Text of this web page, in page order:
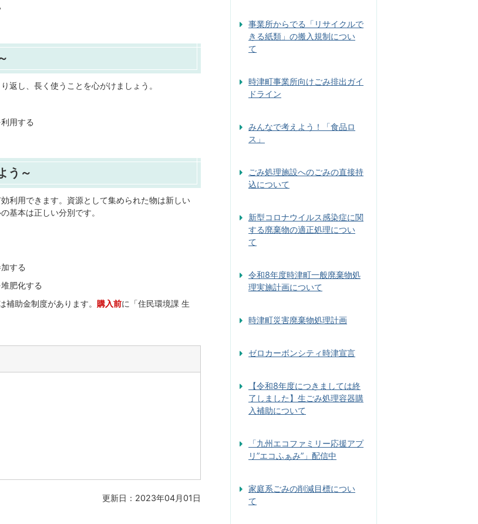
返し、長く使うことを心がけましょう。
用する
う～
利用できます。資源として集められた物は新しい
基本は正しい分別です。
する
肥化する
助金制度があります。 購入前に「住民環境課 生
更新日：2023年04月01日
事業所からでる「リサイクルで
きる紙類」の搬入規制につい
て
時津町事業所向けごみ排出ガイ
ドライン
みんなで考えよう！「食品ロ
ス」
ごみ処理施設へのごみの直接持
込について
新型コロナウイルス感染症に関
する廃棄物の適正処理につい
て
令和8年度時津町一般廃棄物処
理実施計画について
時津町災害廃棄物処理計画
ゼロカーボンシティ時津宣言
【令和8年度につきましては終
了しました】生ごみ処理容器購
入補助について
「九州エコファミリー応援アプ
リ”エコふぁみ”」配信中
家庭系ごみの削減目標につい
て